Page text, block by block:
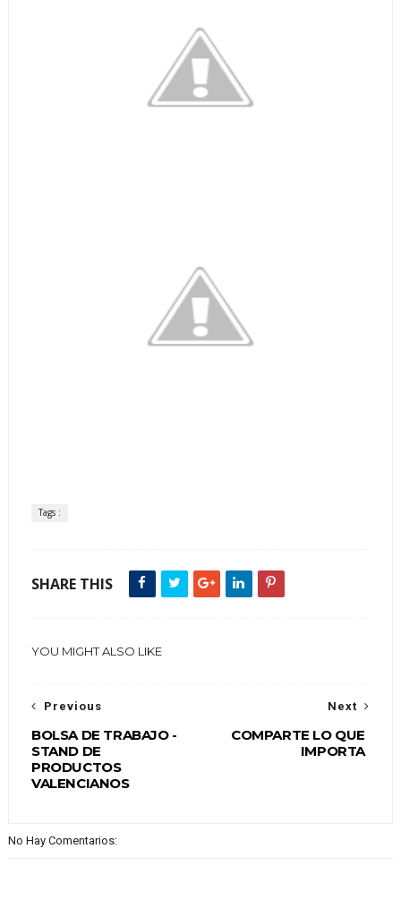
Tags :
SHARE THIS
YOU MIGHT ALSO LIKE
Next
COMPARTE LO QUE
IMPORTA
Previous
BOLSA DE TRABAJO -
STAND DE
PRODUCTOS
VALENCIANOS
No Hay Comentarios: